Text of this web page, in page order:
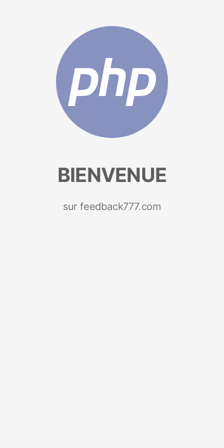
BIENVENUE
sur feedback777.com